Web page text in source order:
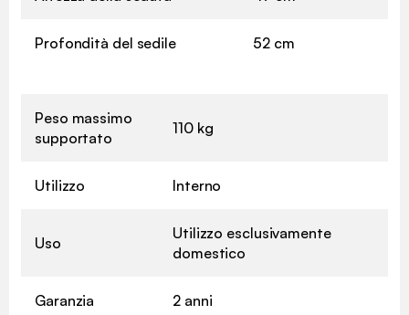
Profondità del sedile 52 cm
Peso massimo
supportato
110 kg
Utilizzo Interno
Uso
Utilizzo esclusivamente
domestico
Garanzia 2 anni